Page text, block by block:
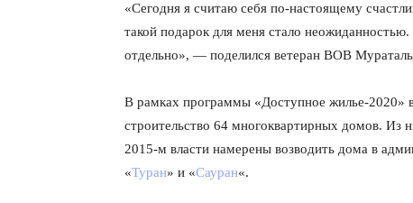
«Сегодня я считаю себя по-настоящему
такой подарок для меня стало
отдельно», — поделился ветеран ВОВ
В рамках программы «Доступное жилье-2020»
строительство 64 многоквартирных домов. Из
2015-м власти намерены возводить дома в
«Туран» и «Сауран«.